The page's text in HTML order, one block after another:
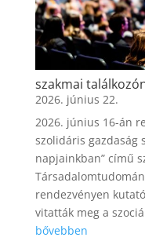
szakmai
2026. június 22.
2026. június 16-án
szolidáris gazdaság
napjainkban” című
rendezvényen
vitatták meg a
bővebben